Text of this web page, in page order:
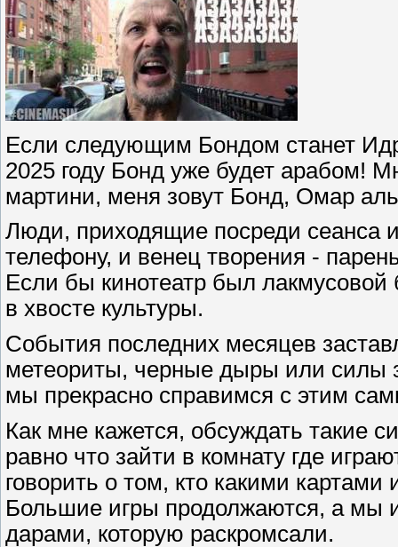
Если следующим Бондом станет
2025 году Бонд уже будет арабом!
мартини, меня зовут Бонд, Омар
Люди, приходящие посреди
телефону, и венец творения -
Если бы кинотеатр был
в хвосте культуры.
События последних месяцев
метеориты, черные дыры или силы
мы прекрасно справимся с этим
Как мне кажется, обсуждать такие
равно что зайти в комнату где
говорить о том, кто какими
Большие игры продолжаются, а мы
дарами, которую раскромсали.